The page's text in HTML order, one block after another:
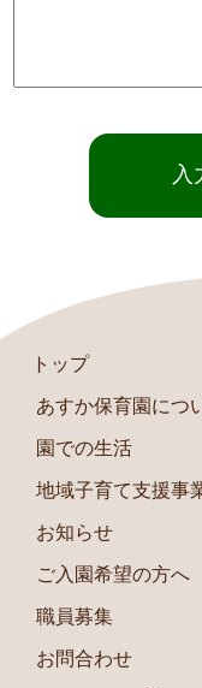
トップ
あすか保育園につ
園での生活
地域子育て支援事
お知らせ
ご入園希望の方へ
職員募集
お問合わせ